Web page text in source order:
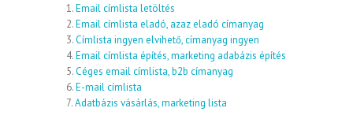
1.Email címlista letöltés
2.Email címlista eladó, azaz eladó címanyag
3.Címlista ingyen elvihető, címanyag ingyen
4.Email címlista építés, marketing adabázis építés
5.Céges email címlista, b2b címanyag
6.E-mail címlista
7.Adatbázis vásárlás, marketing lista